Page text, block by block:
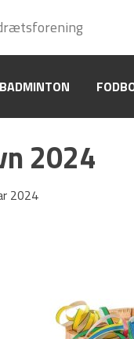
BADMINTON
BADMINTON
2024
2024